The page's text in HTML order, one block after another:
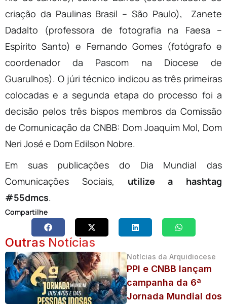
criação da Paulinas Brasil – São Paulo), Zanete
Dadalto (professora de fotografia na Faesa –
Espírito Santo) e Fernando Gomes (fotógrafo e
coordenador da Pascom na Diocese de
Guarulhos). O júri técnico indicou as três primeiras
colocadas e a segunda etapa do processo foi a
decisão pelos três bispos membros da Comissão
de Comunicação da CNBB: Dom Joaquim Mol, Dom
Neri José e Dom Edilson Nobre.
Em suas publicações do Dia Mundial das
Comunicações Sociais, utilize a hashtag
#55dmcs.
Compartilhe
Outras Notícias
Notícias da Arquidiocese
PPI e CNBB lançam
campanha da 6ª
Jornada Mundial dos